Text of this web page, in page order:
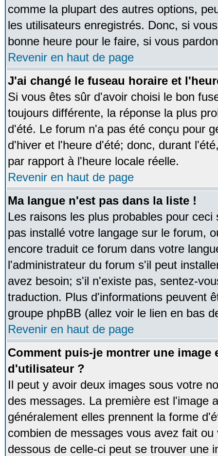
comme la plupart des autres options,
les utilisateurs enregistrés. Donc, si
bonne heure pour le faire, si vous
Revenir en haut de page
J'ai changé le fuseau horaire et
Si vous êtes sûr d'avoir choisi le bon
toujours différente, la réponse la plus
d'été. Le forum n'a pas été conçu pour
d'hiver et l'heure d'été; donc, durant
par rapport à l'heure locale réelle.
Revenir en haut de page
Ma langue n'est pas dans la liste !
Les raisons les plus probables pour
pas installé votre langage sur le forum,
encore traduit ce forum dans votre
l'administrateur du forum s'il peut
avez besoin; s'il n'existe pas, sentez-
traduction. Plus d'informations peuvent
groupe phpBB (allez voir le lien en bas
Revenir en haut de page
Comment puis-je montrer une image
d'utilisateur ?
Il peut y avoir deux images sous votre
des messages. La première est l'image
généralement elles prennent la forme
combien de messages vous avez fait
dessous de celle-ci peut se trouver une